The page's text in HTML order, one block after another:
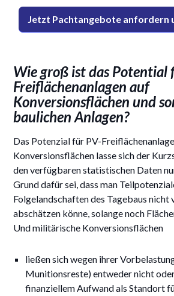
Jetzt Pachtangebote anfordern
Wie groß ist das Potential
Freiflächenanlagen auf
Konversionsflächen und
baulichen Anlagen?
Das Potenzial für PV-
Konversionsflächen lasse sich der
den verfügbaren statistischen Daten
Grund dafür sei, dass man
Folgelandschaften des Tagebaus nicht
abschätzen könne, solange noch
Und militärische Konversionsflächen
ließen sich wegen ihrer
Munitionsreste) entweder nicht
finanziellem Aufwand als Standort